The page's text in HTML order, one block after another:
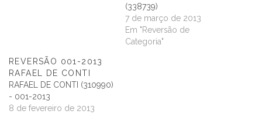
(338739)
7 de março de 2013
Em "Reversão de
Categoria"
REVERSÃO 001-2013
RAFAEL DE CONTI
RAFAEL DE CONTI (310990)
- 001-2013
8 de fevereiro de 2013